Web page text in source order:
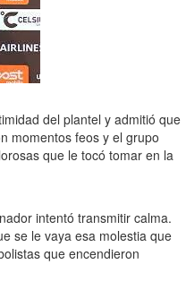
del plantel y admitió que
momentos feos y el grupo
que le tocó tomar en la
intentó transmitir calma.
se le vaya esa molestia que
que encendieron